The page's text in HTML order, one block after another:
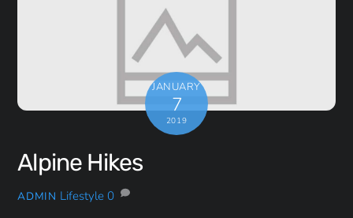
JANUARY
7
2019
Alpine Hikes
ADMIN Lifestyle 0